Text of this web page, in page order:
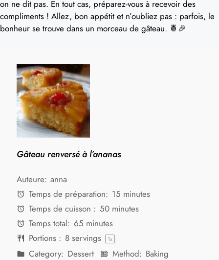
on ne dit pas. En tout cas, préparez-vous à recevoir des
compliments ! Allez, bon appétit et n’oubliez pas : parfois, le
bonheur se trouve dans un morceau de gâteau. 🍍🎉
Gâteau renversé à l’ananas
Auteure: anna
Temps de préparation: 15 minutes
Temps de cuisson : 50 minutes
Temps total: 65 minutes
Portions : 8servings 1x
Category: Dessert Method: Baking